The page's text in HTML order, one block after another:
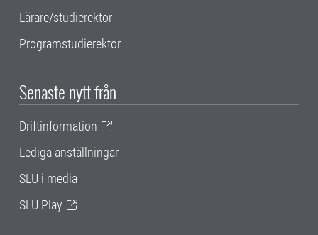
Lärare/studierektor
Programstudierektor
Senaste nytt från
Driftinformation
Lediga anställningar
SLU i media
SLU Play